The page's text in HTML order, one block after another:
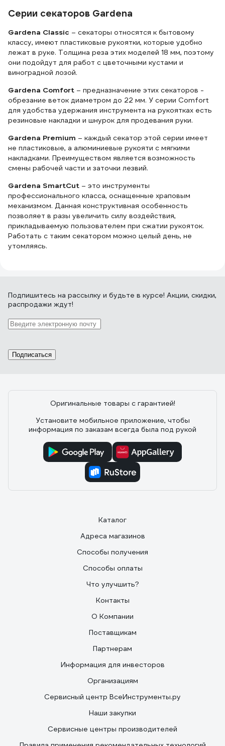
Серии секаторов Gardena
Gardena Classic – секаторы относятся к бытовому
классу, имеют пластиковые рукоятки, которые удобно
лежат в руке. Толщина реза этих моделей 18 мм, поэтому
они подойдут для работ с цветочными кустами и
виноградной лозой.
Gardena Comfort – предназначение этих секаторов -
обрезание веток диаметром до 22 мм. У серии Comfort
для удобства удержания инструмента на рукоятках есть
резиновые накладки и шнурок для продевания руки.
Gardena Premium – каждый секатор этой серии имеет
не пластиковые, а алюминиевые рукояти с мягкими
накладками. Преимуществом является возможность
смены рабочей части и заточки лезвий.
Gardena SmartCut – это инструменты
профессионального класса, оснащенные храповым
механизмом. Данная конструктивная особенность
позволяет в разы увеличить силу воздействия,
прикладываемую пользователем при сжатии рукояток.
Работать с таким секатором можно целый день, не
утомляясь.
Подпишитесь на рассылку и будьте в курсе! Акции, скидки,
распродажи ждут!
Подписаться
Оригинальные товары с гарантией!
Установите мобильное приложение, чтобы
информация по заказам всегда была под рукой
Каталог
Адреса магазинов
Способы получения
Способы оплаты
Что улучшить?
Контакты
О Компании
Поставщикам
Партнерам
Информация для инвесторов
Организациям
Сервисный центр ВсеИнструменты.ру
Наши закупки
Сервисные центры производителей